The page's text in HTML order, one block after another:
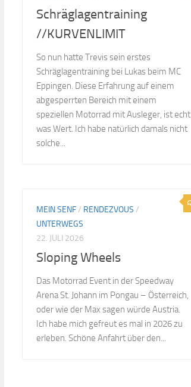
Schräglagentraining
//KURVENLIMIT
So nun hatte Trevis sein erstes
Schräglagentraining bei Lukas beim MC
Eppingen. Diese Erfahrung auf einem
abgesperrten Bereich mit einem
speziellen Motorrad mit Ausleger, ist echt
was Wert. Ich habe natürlich damals nicht
solche...
MEIN SENF/ RENDEZVOUS /
UNTERWEGS
22. JULI 2026
Sloping Wheels
Das Motorrad Event in der Speedway
Arena St. Johann im Pongau – Österreich,
oder wie der Max sagen würde Austria.
Ich habe mich gefreut es mal in 2026 zu
erleben. Schöne Anfahrt über den...